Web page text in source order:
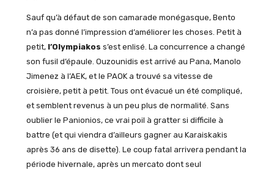
Sauf qu’à défaut de son camarade monégasque, Bento
n’a pas donné l’impression d’améliorer les choses. Petit à
petit, l’Olympiakos s’est enlisé. La concurrence a changé
son fusil d’épaule. Ouzounidis est arrivé au Pana, Manolo
Jimenez à l’AEK, et le PAOK a trouvé sa vitesse de
croisière, petit à petit. Tous ont évacué un été compliqué,
et semblent revenus à un peu plus de normalité. Sans
oublier le Panionios, ce vrai poil à gratter si difficile à
battre (et qui viendra d’ailleurs gagner au Karaiskakis
après 36 ans de disette). Le coup fatal arrivera pendant la
période hivernale, après un mercato dont seul